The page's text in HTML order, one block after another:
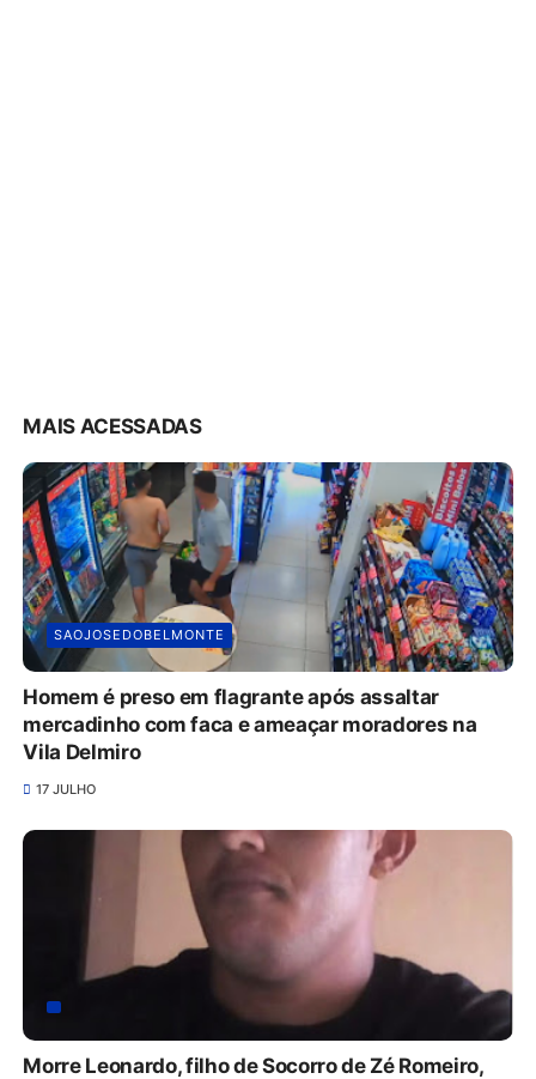
MAIS ACESSADAS
SAOJOSEDOBELMONTE
Homem é preso em flagrante após assaltar
mercadinho com faca e ameaçar moradores na
Vila Delmiro
17 JULHO
Morre Leonardo, filho de Socorro de Zé Romeiro,